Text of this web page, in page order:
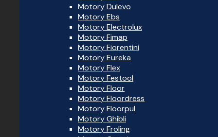
Motory Dulevo
Motory Ebs
Motory Electrolux
Motory Fimap
Motory Fiorentini
Motory Eureka
Motory Flex
Motory Festool
Motory Floor
Motory Floordress
Motory Floorpul
Motory Ghibli
Motory Froling